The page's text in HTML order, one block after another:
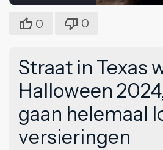
0 0
Straat in Texas
Halloween
gaan helemaal
versieringen